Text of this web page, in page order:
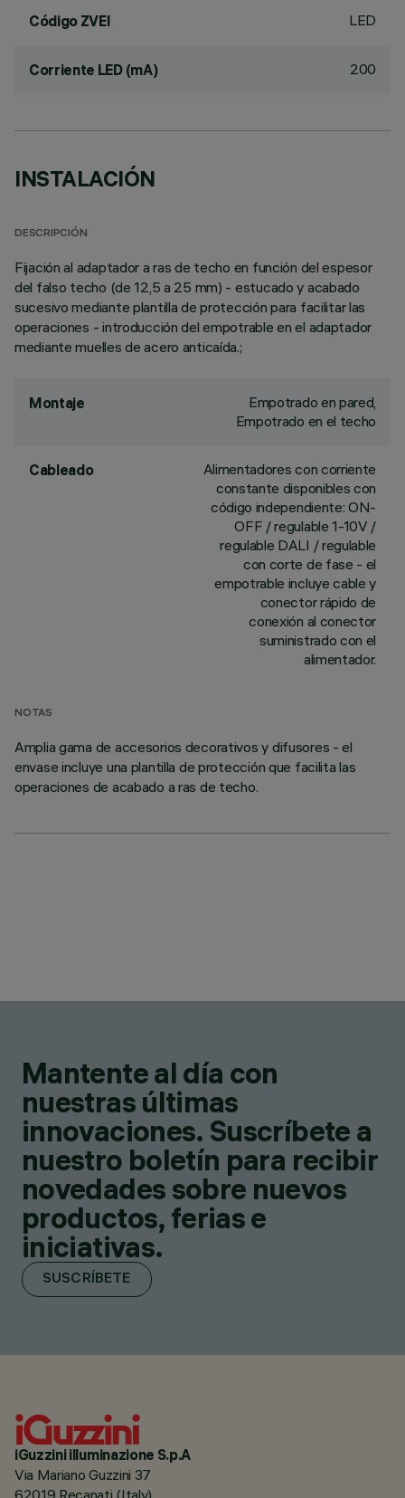
Código ZVEI LED
Corriente LED (mA) 200
INSTALACIÓN
DESCRIPCIÓN
Fijación al adaptador a ras de techo en función del espesor
del falso techo (de 12,5 a 25 mm) - estucado y acabado
sucesivo mediante plantilla de protección para facilitar las
operaciones - introducción del empotrable en el adaptador
mediante muelles de acero anticaída.;
Montaje
Empotrado en pared,
Empotrado en el techo
Cableado
Alimentadores con corriente
constante disponibles con
código independiente: ON-
OFF / regulable 1-10V /
regulable DALI / regulable
con corte de fase - el
empotrable incluye cable y
conector rápido de
conexión al conector
suministrado con el
alimentador.
NOTAS
Amplia gama de accesorios decorativos y difusores - el
envase incluye una plantilla de protección que facilita las
operaciones de acabado a ras de techo.
Mantente al día con
nuestras últimas
innovaciones. Suscríbete a
nuestro boletín para recibir
novedades sobre nuevos
productos, ferias e
iniciativas.
SUSCRÍBETE
iGuzzini illuminazione S.p.A
Via Mariano Guzzini 37
62019 Recanati (Italy)